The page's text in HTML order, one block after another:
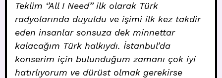
Teklim ‘’All I Need’’ ilk olarak Türk
radyolarında duyuldu ve işimi ilk kez takdir
eden insanlar sonsuza dek minnettar
kalacağım Türk halkıydı. İstanbul’da
konserim için bulunduğum zamanı çok iyi
hatırlıyorum ve dürüst olmak gerekirse